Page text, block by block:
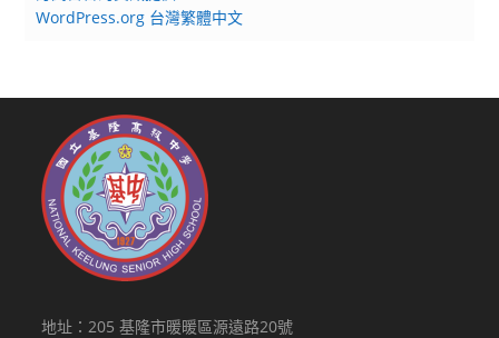
WordPress.org 台灣繁體中文
地址：205 基隆市暖暖區源遠路20號